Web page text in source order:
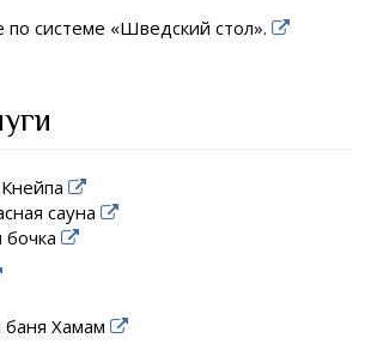
по системе «Шведский стол».
сауна
бочка
баня Хамам